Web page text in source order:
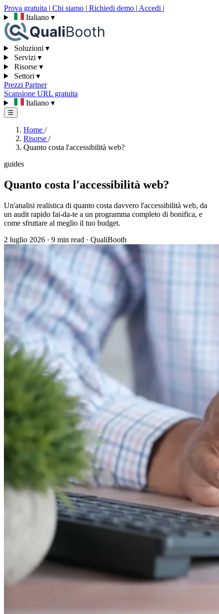
Prova gratuita | Chi siamo | Richiedi demo | Accedi |
Italiano ▾
Soluzioni ▾
Servizi ▾
Risorse ▾
Settori ▾
Prezzi Partner
Scansione URL gratuita
Italiano ▾
☰
Home /
Risorse /
Quanto costa l'accessibilità web?
guides
Quanto costa l'accessibilità web?
Un'analisi realistica di quanto costa davvero l'accessibilità web, da
un audit rapido fai-da-te a un programma completo di bonifica, e
come sfruttare al meglio il tuo budget.
2 luglio 2026 · 9 min read · QualiBooth